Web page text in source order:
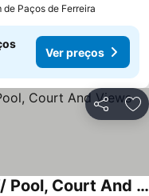
de Paços de Ferreira
Ver preços
Partilhar
Hostwise - Country Villa W/ Pool, Court And Views